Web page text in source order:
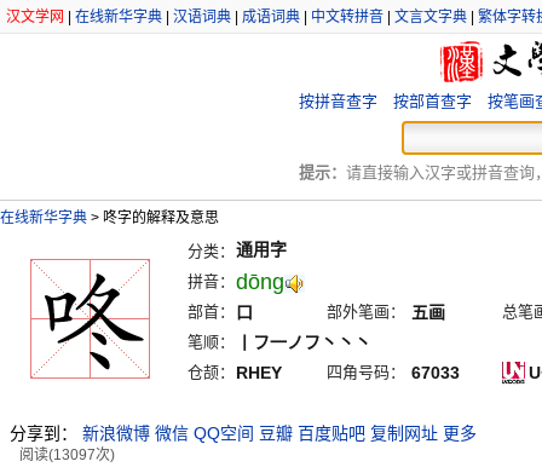
汉文学网 在线新华字典 汉语词典 成语词典 中文转拼音 文言文字典 繁体字转
按拼音查字 按部首查字 按笔画
提示： 请直接输入汉字或拼音查询
在线新华字典 > 咚字的解释及意思
分类： 通用字
拼音： dōng
部首： 口 部外笔画： 五画
总笔
笔顺：
丨フ一ノフ丶丶丶
仓颉： RHEY 四角号码： 67033
分享到： 新浪微博 微信 QQ空间 豆瓣 百度贴吧 复制网址 更多
阅读(13097次)